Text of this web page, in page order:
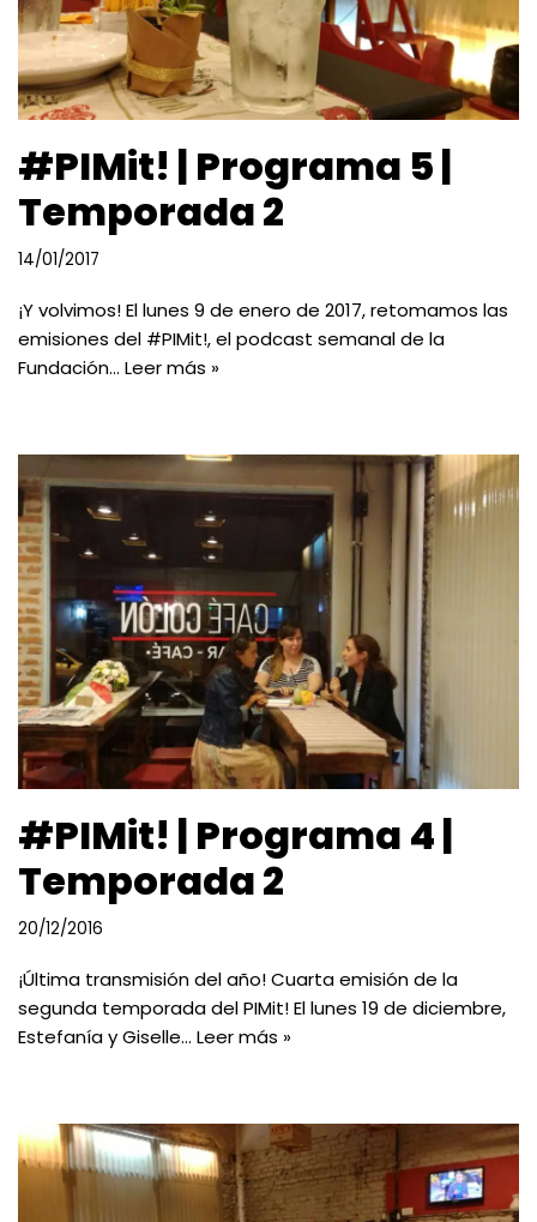
#PIMit! | Programa 5 |
Temporada 2
14/01/2017
¡Y volvimos! El lunes 9 de enero de 2017, retomamos las
emisiones del #PIMit!, el podcast semanal de la
Fundación… Leer más »
#PIMit! | Programa 4 |
Temporada 2
20/12/2016
¡Última transmisión del año! Cuarta emisión de la
segunda temporada del PIMit! El lunes 19 de diciembre,
Estefanía y Giselle… Leer más »